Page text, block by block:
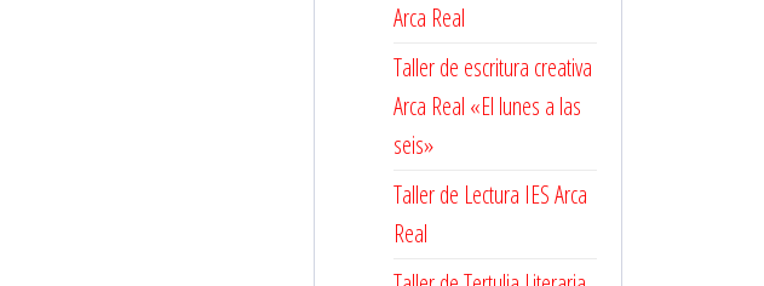
Arca Real
Taller de escritura creativa
Arca Real «El lunes a las
seis»
Taller de Lectura IES Arca
Real